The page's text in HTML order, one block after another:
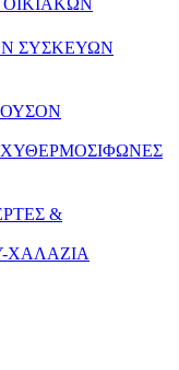
ΣΥΣΚΕΥΩΝ
&
ΧΑΛΑΖΙΑ